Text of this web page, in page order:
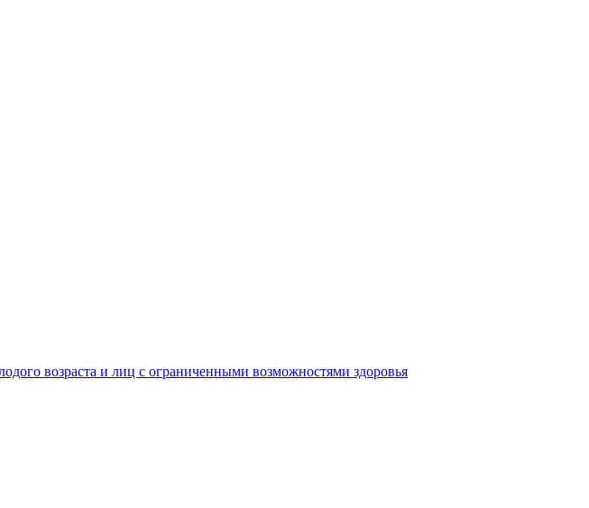
возраста и лиц с ограниченными возможностями здоровья